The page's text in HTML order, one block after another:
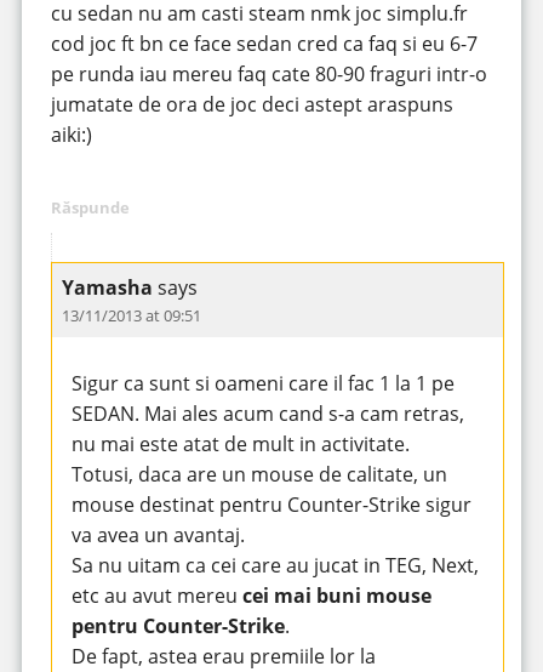
cu sedan nu am casti steam nmk joc simplu.fr
cod joc ft bn ce face sedan cred ca faq si eu 6-7
pe runda iau mereu faq cate 80-90 fraguri intr-o
jumatate de ora de joc deci astept araspuns
aiki:)
Răspunde
Yamasha says
13/11/2013 at 09:51
Sigur ca sunt si oameni care il fac 1 la 1 pe
SEDAN. Mai ales acum cand s-a cam retras,
nu mai este atat de mult in activitate.
Totusi, daca are un mouse de calitate, un
mouse destinat pentru Counter-Strike sigur
va avea un avantaj.
Sa nu uitam ca cei care au jucat in TEG, Next,
etc au avut mereu cei mai buni mouse
pentru Counter-Strike.
De fapt, astea erau premiile lor la